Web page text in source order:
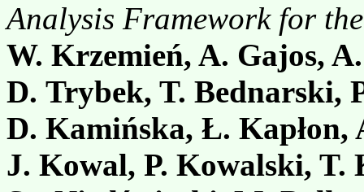
Analysis Framework for
W. Krzemień, A. Gajos,
D. Trybek, T. Bednarski,
D. Kamińska, Ł.
J. Kowal, P. Kowalski, T.